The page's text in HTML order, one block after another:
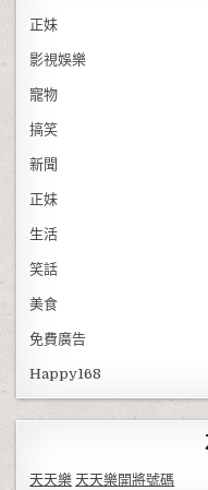
正妹
影視娛樂
寵物
搞笑
新聞
正妹
生活
笑話
美食
免費廣告
Happy168
天天樂 天天樂開將號碼